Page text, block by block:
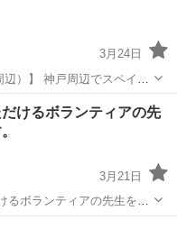
3月24日
スペイン
ます。初心者から上級者
語 DELE
けるボランティアの先
3月21日
ます。 現在、娘は